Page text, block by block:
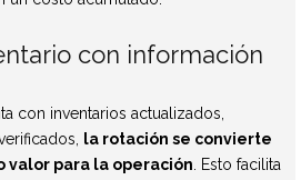
con información
con inventarios actualizados,
la rotación se convierte
valor para la operación . Esto facilita